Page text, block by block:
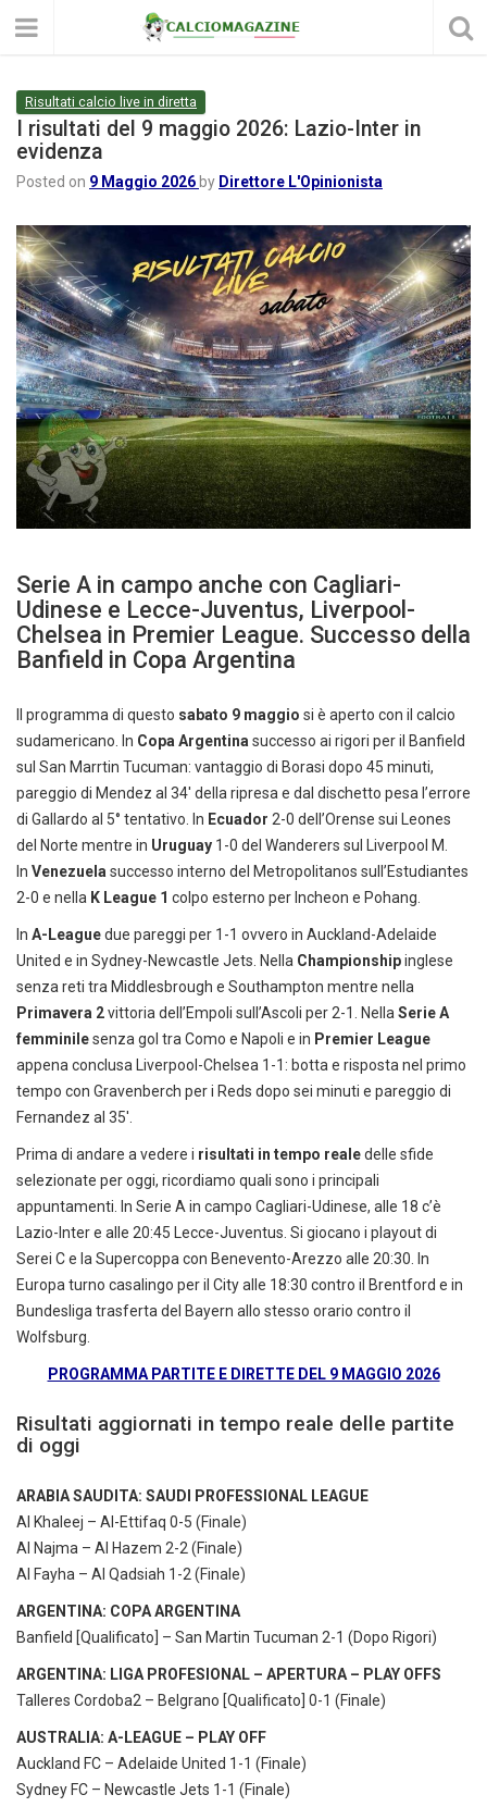
Risultati calcio live in diretta
I risultati del 9 maggio 2026: Lazio-Inter in
evidenza
Posted on 9 Maggio 2026 by Direttore L'Opinionista
Serie A in campo anche con Cagliari-
Udinese e Lecce-Juventus, Liverpool-
Chelsea in Premier League. Successo della
Banfield in Copa Argentina
Il programma di questo sabato 9 maggio si è aperto con il calcio
sudamericano. In Copa Argentina successo ai rigori per il Banfield
sul San Marrtin Tucuman: vantaggio di Borasi dopo 45 minuti,
pareggio di Mendez al 34′ della ripresa e dal dischetto pesa l’errore
di Gallardo al 5° tentativo. In Ecuador 2-0 dell’Orense sui Leones
del Norte mentre in Uruguay 1-0 del Wanderers sul Liverpool M.
In Venezuela successo interno del Metropolitanos sull’Estudiantes
2-0 e nella K League 1 colpo esterno per Incheon e Pohang.
In A-Leaguedue pareggi per 1-1 ovvero in Auckland-Adelaide
United e in Sydney-Newcastle Jets. Nella Championshipinglese
senza reti tra Middlesbrough e Southampton mentre nella
Primavera 2vittoria dell’Empoli sull’Ascoli per 2-1. Nella Serie A
femminilesenza gol tra Como e Napoli e in Premier League
appena conclusa Liverpool-Chelsea 1-1: botta e risposta nel primo
tempo con Gravenberch per i Reds dopo sei minuti e pareggio di
Fernandez al 35′.
Prima di andare a vedere i risultati in tempo realedelle sfide
selezionate per oggi, ricordiamo quali sono i principali
appuntamenti. In Serie A in campo Cagliari-Udinese, alle 18 c’è
Lazio-Inter e alle 20:45 Lecce-Juventus. Si giocano i playout di
Serei C e la Supercoppa con Benevento-Arezzo alle 20:30. In
Europa turno casalingo per il City alle 18:30 contro il Brentford e in
Bundesliga trasferta del Bayern allo stesso orario contro il
Wolfsburg.
PROGRAMMA PARTITE E DIRETTE DEL 9 MAGGIO 2026
Risultati aggiornati in tempo reale delle partite
di oggi
ARABIA SAUDITA: SAUDI PROFESSIONAL LEAGUE
Al Khaleej – Al-Ettifaq 0-5 (Finale)
Al Najma – Al Hazem 2-2 (Finale)
Al Fayha – Al Qadsiah 1-2 (Finale)
ARGENTINA: COPA ARGENTINA
Banfield [Qualificato] – San Martin Tucuman 2-1 (Dopo Rigori)
ARGENTINA: LIGA PROFESIONAL – APERTURA – PLAY OFFS
Talleres Cordoba2 – Belgrano [Qualificato] 0-1 (Finale)
AUSTRALIA: A-LEAGUE – PLAY OFF
Auckland FC – Adelaide United 1-1 (Finale)
Sydney FC – Newcastle Jets 1-1 (Finale)